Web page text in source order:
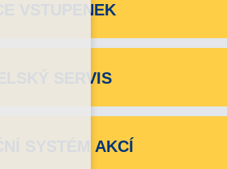
VSTUPENEK
SERVIS
SYSTÉM AKCÍ